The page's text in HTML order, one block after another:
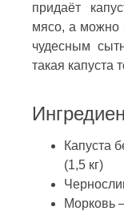
придаёт
мясо, а можно
чудесным
такая капуста
Капуста
(1,5 кг)
Морковь